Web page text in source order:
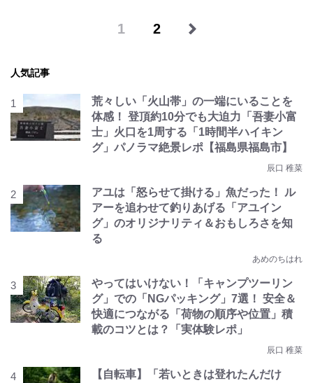
1 2
人気記事
荒々しい「火山帯」の一端にいることを
体感！ 登頂約10分でも大迫力「吾妻小富
士」火口を1周する「1時間半ハイキン
グ」パノラマ絶景レポ【福島県福島市】
辰口 稚菜
アユは「怒らせて掛ける」魚だった！ ル
アーを追わせて釣りあげる「アユイン
グ」のオリジナリティ＆おもしろさを知
る
あめのちはれ
やってはいけない！「キャンプツーリン
グ」での「NGパッキング」7選！ 安全＆
快適につながる「荷物の順序や位置」積
載のコツとは？「実体験レポ」
辰口 稚菜
【自転車】「若いときは登れたんだけ